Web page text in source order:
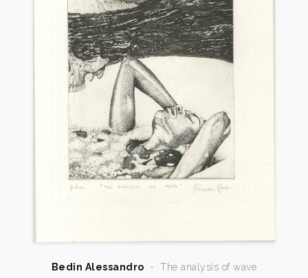
Bedin Alessandro - The analysis of wave